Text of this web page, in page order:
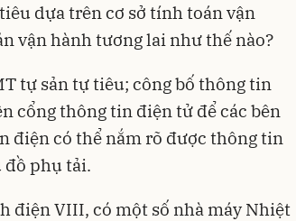
dựa trên cơ sở tính toán vận
vận hành tương lai như thế nào?
tự sản tự tiêu; công bố thông tin
cổng thông tin điện tử để các bên
điện có thể nắm rõ được thông tin
đồ phụ tải.
điện VIII, có một số nhà máy Nhiệt